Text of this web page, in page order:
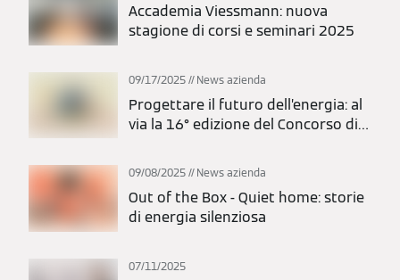
Accademia Viessmann: nuova
stagione di corsi e seminari 2025
09/17/2025 News azienda
Progettare il futuro dell’energia: al
via la 16° edizione del Concorso di
09/08/2025 News azienda
Out of the Box - Quiet home: storie
di energia silenziosa
07/11/2025